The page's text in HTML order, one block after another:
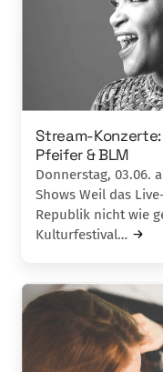
Stream-
Pfeifer & BLM
Donnerstag, 03.06.
Shows Weil das
Republik nicht wie
Kulturfestival…